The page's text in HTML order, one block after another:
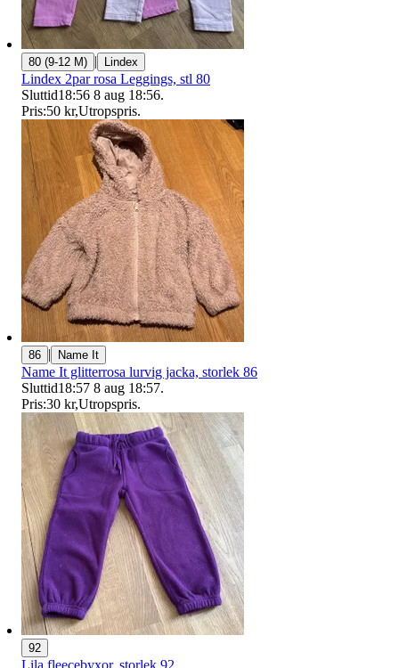
80 (9-12 M) | Lindex
Lindex 2par rosa Leggings, stl 80
Sluttid18:56 8 aug 18:56.
Pris:50 kr,Utropspris.
86 | Name It
Name It glitterrosa lurvig jacka, storlek 86
Sluttid18:57 8 aug 18:57.
Pris:30 kr,Utropspris.
92
Lila fleecebyxor, storlek 92